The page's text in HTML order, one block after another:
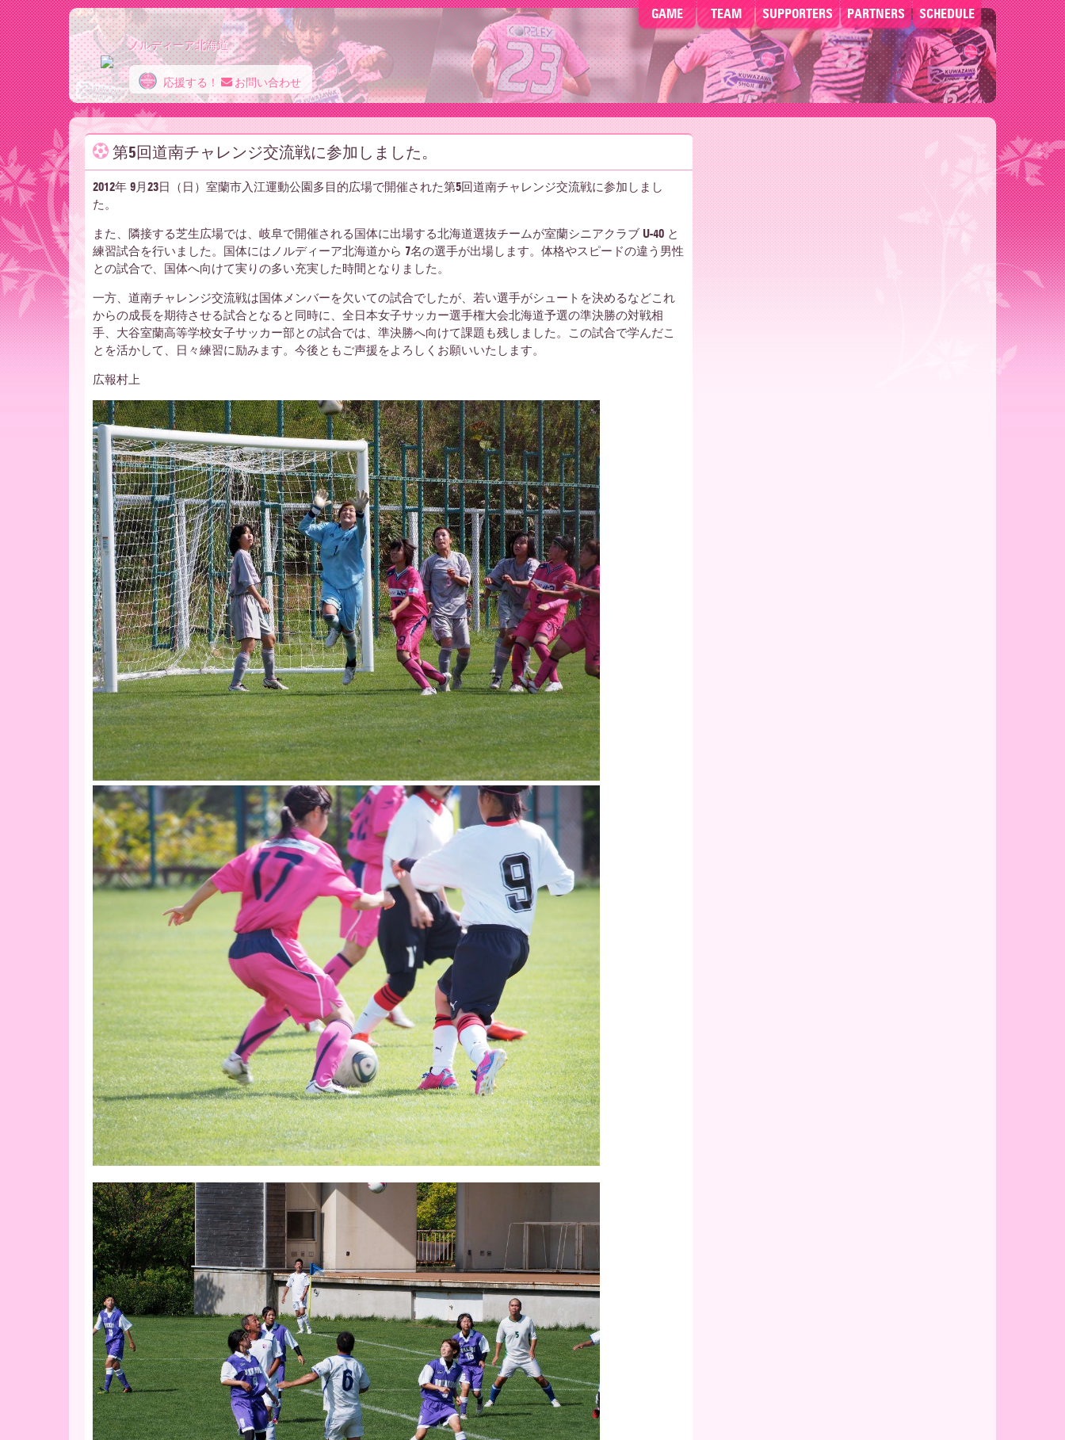
GAME TEAM SUPPORTERS PARTNERS SCHEDULE
ノ
ル
デ
ィ
ー
ア
北
海
道
ノルディーア北海道
応援する！ お問い合わせ
第5回道南チャレンジ交流戦に参加しました。
2012年 9月23日（日）室蘭市入江運動公園多目的広場で開催された第5回道南チャレンジ交流戦に参加しまし
た。
また、隣接する芝生広場では、岐阜で開催される国体に出場する北海道選抜チームが室蘭シニアクラブ U-40 と
練習試合を行いました。国体にはノルディーア北海道から 7名の選手が出場します。体格やスピードの違う男性
との試合で、国体へ向けて実りの多い充実した時間となりました。
一方、道南チャレンジ交流戦は国体メンバーを欠いての試合でしたが、若い選手がシュートを決めるなどこれ
からの成長を期待させる試合となると同時に、全日本女子サッカー選手権大会北海道予選の準決勝の対戦相
手、大谷室蘭高等学校女子サッカー部との試合では、準決勝へ向けて課題も残しました。この試合で学んだこ
とを活かして、日々練習に励みます。今後ともご声援をよろしくお願いいたします。
広報村上